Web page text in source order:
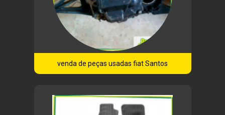
venda de peças usadas fiat Santos